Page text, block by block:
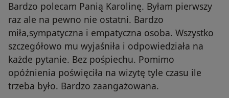
Bardzo polecam Panią Karolinę. Byłam pierwszy
raz ale na pewno nie ostatni. Bardzo
miła,sympatyczna i empatyczna osoba. Wszystko
szczegółowo mu wyjaśniła i odpowiedziała na
każde pytanie. Bez pośpiechu. Pomimo
opóźnienia poświęciła na wizytę tyle czasu ile
trzeba było. Bardzo zaangażowana.